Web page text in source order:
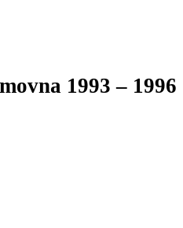
1993 – 1996